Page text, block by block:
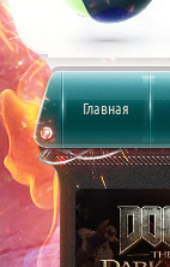
Главная